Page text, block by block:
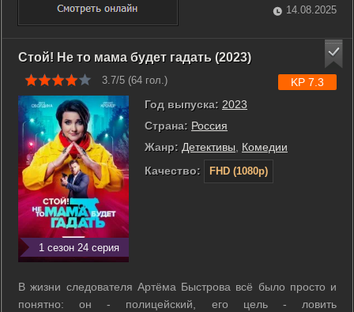
в столице и даже работу находит подходящую имиджу.
Теперь персонаж будет ...
14.08.2025
Стой! Не то мама будет гадать (2023)
3.7/5 (64 гол.)
1 сезон 24 серия
Год выпуска: 2023
Страна: Россия
Жанр: Детективы
Комедии
Качество:
FHD (1080p)
KP 7.3
В жизни следователя Артёма Быстрова всё было просто и
понятно: он - полицейский, его цель - ловить